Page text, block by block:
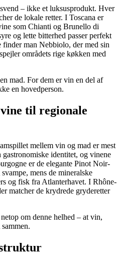
– ikke et luksusprodukt. Hver
de lokale retter. I Toscana er
som Chianti og Brunello di
og lette bitterhed passer perfekt
finder man Nebbiolo, der med sin
områdets rige køkken med
mad. For dem er vin en del af
en hovedperson.
til regionale
mellem vin og mad er mest
identitet, og vinene
er de elegante Pinot Noir-
mens de mineralske
og fisk fra Atlanterhavet. I Rhône-
matcher de krydrede gryderetter
om denne helhed – at vin,